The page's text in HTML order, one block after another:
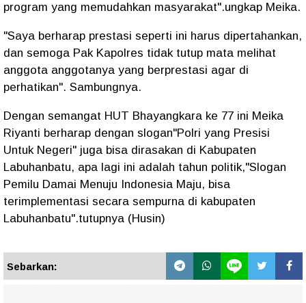
program yang memudahkan masyarakat".ungkap Meika.
"Saya berharap prestasi seperti ini harus dipertahankan,
dan semoga Pak Kapolres tidak tutup mata melihat
anggota anggotanya yang berprestasi agar di
perhatikan". Sambungnya.
Dengan semangat HUT Bhayangkara ke 77 ini Meika
Riyanti berharap dengan slogan"Polri yang Presisi
Untuk Negeri" juga bisa dirasakan di Kabupaten
Labuhanbatu, apa lagi ini adalah tahun politik,"Slogan
Pemilu Damai Menuju Indonesia Maju, bisa
terimplementasi secara sempurna di kabupaten
Labuhanbatu".tutupnya (Husin)
Sebarkan: